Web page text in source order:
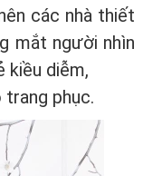
các nhà thiết
mắt người nhìn
kiều diễm,
phục.